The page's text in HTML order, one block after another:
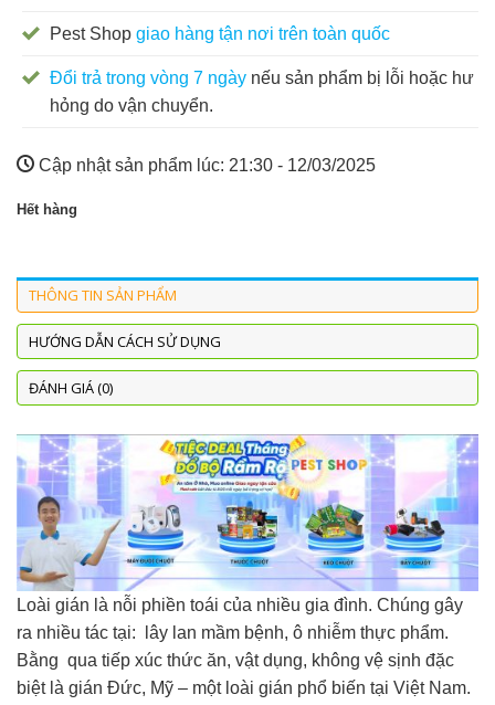
Pest Shop giao hàng tận nơi trên toàn quốc
Đổi trả trong vòng 7 ngày nếu sản phẩm bị lỗi hoặc hư
hỏng do vận chuyển.
Cập nhật sản phẩm lúc: 21:30 - 12/03/2025
Hết hàng
THÔNG TIN SẢN PHẨM
HƯỚNG DẪN CÁCH SỬ DỤNG
ĐÁNH GIÁ (0)
Loài gián là nỗi phiền toái của nhiều gia đình. Chúng gây
ra nhiều tác tại: lây lan mầm bệnh, ô nhiễm thực phẩm.
Bằng qua tiếp xúc thức ăn, vật dụng, không vệ sịnh đặc
biệt là gián Đức, Mỹ – một loài gián phổ biến tại Việt Nam.